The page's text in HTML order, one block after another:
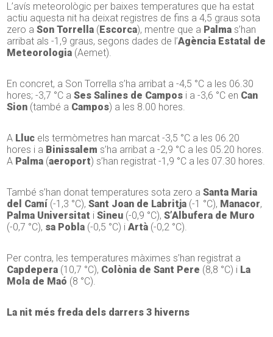
L’avís meteorològic per baixes temperatures que ha estat
actiu aquesta nit ha deixat registres de fins a 4,5 graus sota
zero aSon Torrella ( Escorca), mentre que a Palma s’han
arribat als -1,9 graus, segons dades de l’Agència Estatal de
Meteorologia (Aemet).
En concret, a Son Torrella s’ha arribat a -4,5 °C a les 06.30
hores; -3,7 °C aSes Salines de Campos i a -3,6 °C en Can
Sion (també a Campos) a les 8.00 hores.
A Lluc els termòmetres han marcat -3,5 °C a les 06.20
hores i a Binissalem s’ha arribat a -2,9 °C a les 05.20 hores.
A Palma (aeroport) s’han registrat -1,9 °C a les 07.30 hores.
També s’han donat temperatures sota zero aSanta Maria
del Camí (-1,3 °C), Sant Joan de Labritja (-1 °C), Manacor,
Palma Universitat iSineu (-0,9 °C), S’Albufera de Muro
(-0,7 °C), sa Pobla (-0,5 °C) iArtà (-0,2 °C).
Per contra, les temperatures màximes s’han registrat a
Capdepera (10,7 °C), Colònia de Sant Pere (8,8 °C) i La
Mola de Maó (8 °C).
La nit més freda dels darrers 3 hiverns